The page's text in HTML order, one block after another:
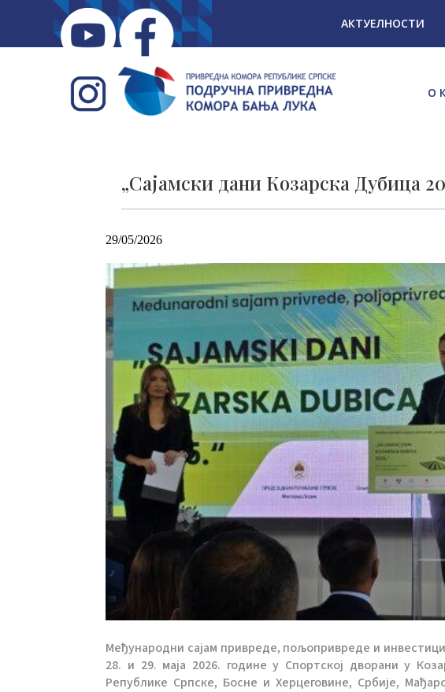
АКТУЕЛНОСТИ
О
„Сајамски дани Козарска Дубица
29/05/2026
Међународни сајам привреде, пољопривреде и
28. и 29. маја 2026. године у Спортској дворани у
Републике Српске, Босне и Херцеговине, Србије,